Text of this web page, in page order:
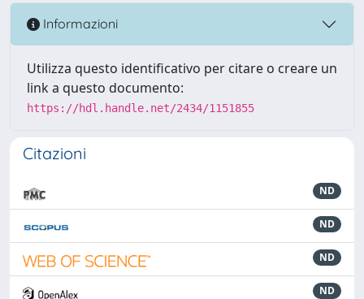
Informazioni
Utilizza questo identificativo per citare o creare un
link a questo documento:
https://hdl.handle.net/2434/1151855
Citazioni
ND
ND
ND
ND